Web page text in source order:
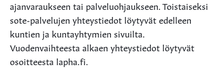
ajanvaraukseen tai palveluohjaukseen. Toistaiseksi
sote-palvelujen yhteystiedot löytyvät edelleen
kuntien ja kuntayhtymien sivuilta.
Vuodenvaihteesta alkaen yhteystiedot löytyvät
osoitteesta lapha.fi.